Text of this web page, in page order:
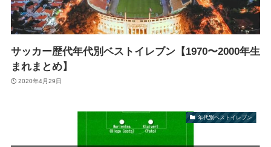
サッカー歴代年代別ベストイレブン【1970〜2000年生
まれまとめ】
2020年4月29日
年代別ベストイレブン